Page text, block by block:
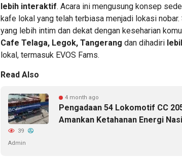
lebih interaktif. Acara ini mengusung konsep
kafe lokal yang telah terbiasa menjadi lokasi
yang lebih intim dan dekat dengan keseharian
Cafe Telaga, Legok, Tangerang dan dihadiri
lokal, termasuk EVOS Fams.
Read Also
4 month ago
Pengadaan 54 Lokomotif CC
Amankan Ketahanan Energi
39
Admin